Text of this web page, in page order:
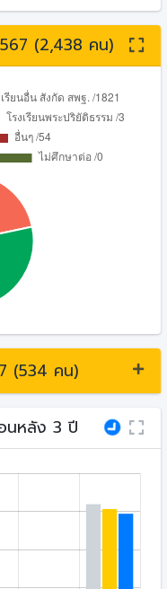
(2,438 คน)
(534 คน)
นหลัง 3 ปี